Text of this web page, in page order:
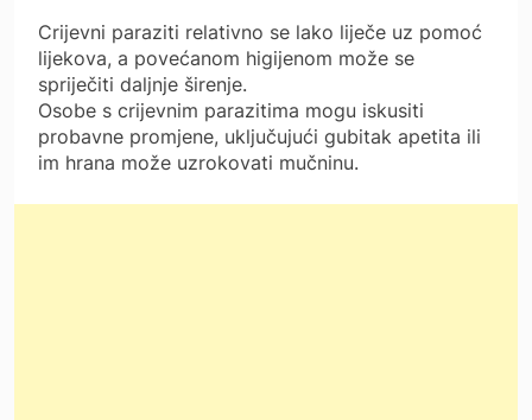
Crijevni paraziti relativno se lako liječe uz pomoć
lijekova, a povećanom higijenom može se
spriječiti daljnje širenje.
Osobe s crijevnim parazitima mogu iskusiti
probavne promjene, uključujući gubitak apetita ili
im hrana može uzrokovati mučninu.